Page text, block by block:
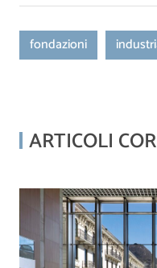
fondazioni
ARTICOLI